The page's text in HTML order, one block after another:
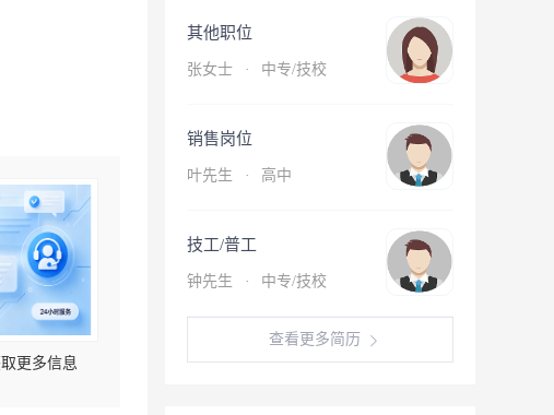
更多信息
其他职位
张女士 · 中专/技校
销售岗位
叶先生 · 高中
技工/普工
钟先生 · 中专/技校
查看更多简历